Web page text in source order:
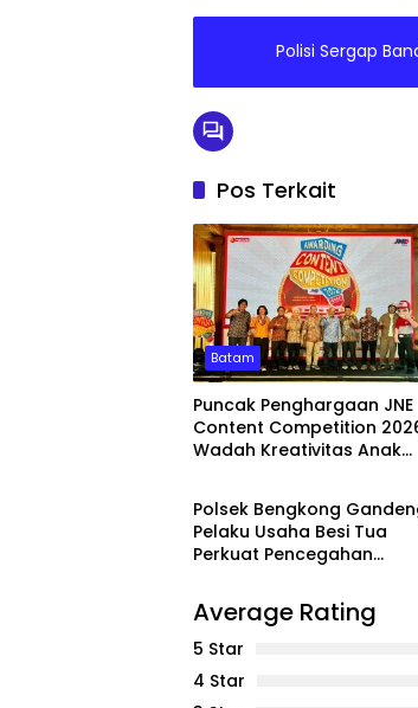
Polisi Sergap
Pos Terkait
Batam
Puncak Penghargaan JNE
Content Competition
Wadah Kreativitas Anak
Batam
Polsek Bengkong
Pelaku Usaha Besi Tua
Perkuat Pencegahan
Average Rating
5 Star
4 Star